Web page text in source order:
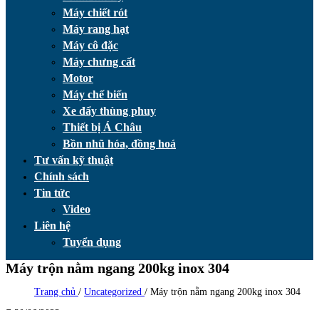
Máy chiết rót
Máy rang hạt
Máy cô đặc
Máy chưng cất
Motor
Máy chế biến
Xe đẩy thùng phuy
Thiết bị Á Châu
Bồn nhũ hóa, đồng hoá
Tư vấn kỹ thuật
Chính sách
Tin tức
Video
Liên hệ
Tuyển dụng
Máy trộn nằm ngang 200kg inox 304
Trang chủ / Uncategorized / Máy trộn nằm ngang 200kg inox 304